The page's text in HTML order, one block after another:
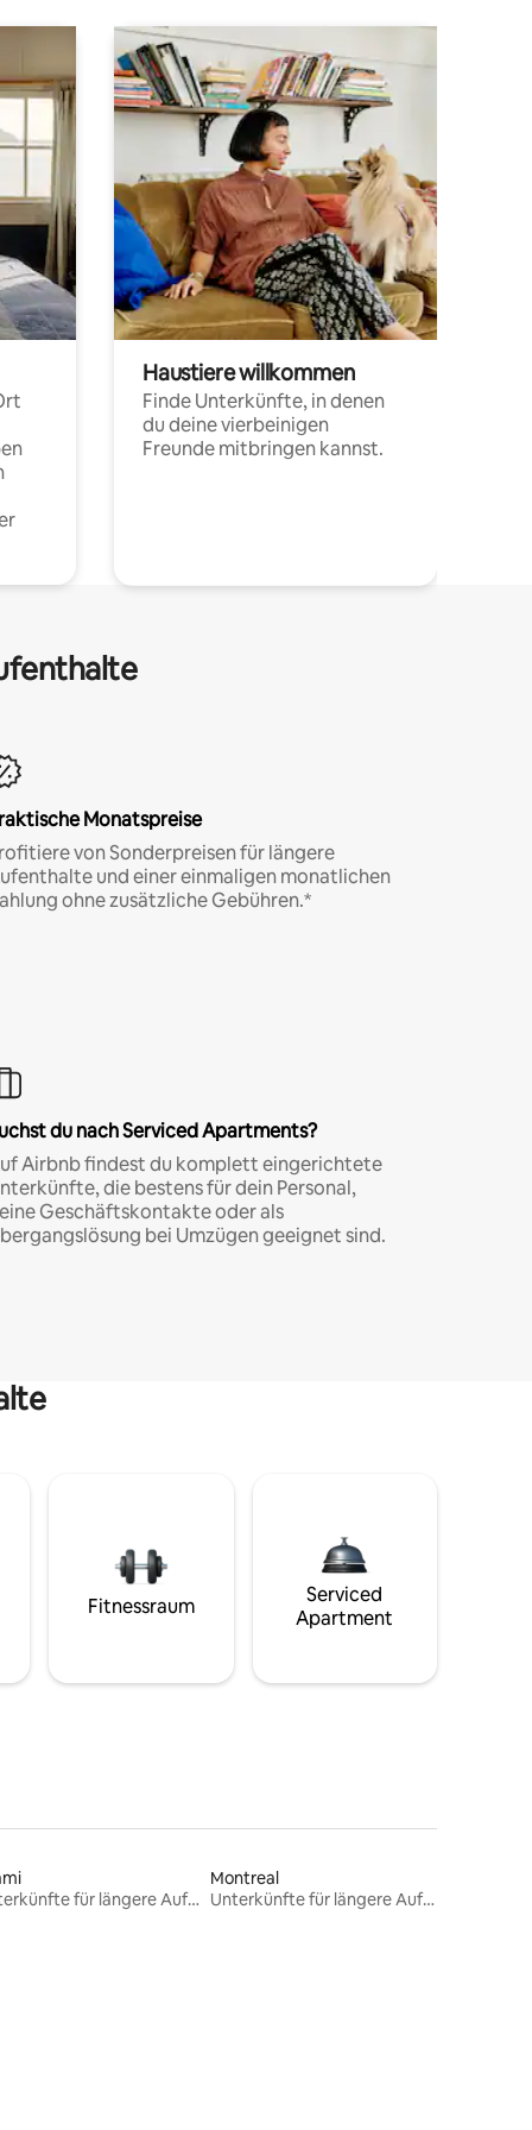
Haustiere willkommen
Finde Unterkünfte, in denen
du deine vierbeinigen
Freunde mitbringen kannst.
Monatspreise
von Sonderpreisen für längere
und einer einmaligen monatlichen
ohne zusätzliche Gebühren.*
du nach Serviced Apartments?
Airbnb findest du komplett eingerichtete
die bestens für dein Personal,
Geschäftskontakte oder als
bei Umzügen geeignet sind.
Fitnessraum
Serviced
Apartment
Unterkünfte für längere Aufenthalte
Montreal
Unterkünfte für längere Aufenthalte